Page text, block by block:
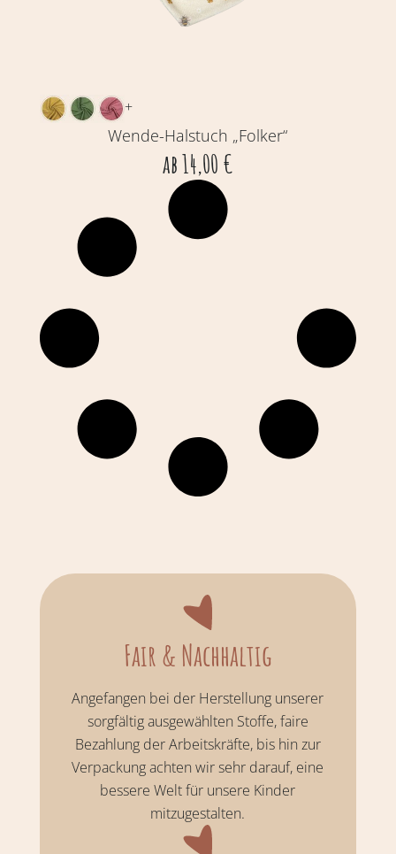
+
Wende-Halstuch „Folker“
ab14,00€
Fair & Nachhaltig
Angefangen bei der Herstellung unserer
sorgfältig ausgewählten Stoffe, faire
Bezahlung der Arbeitskräfte, bis hin zur
Verpackung achten wir sehr darauf, eine
bessere Welt für unsere Kinder
mitzugestalten.